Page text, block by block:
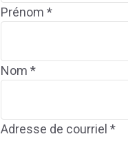
Prénom *
Nom *
Adresse de courriel *